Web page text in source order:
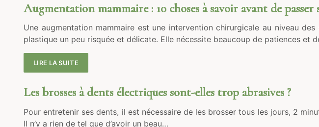
Augmentation mammaire : 10 choses à savoir avant de passer
Une augmentation mammaire est une intervention chirurgicale au niveau
plastique un peu risquée et délicate. Elle nécessite beaucoup de patiences et
LIRE LA SUITE
Les brosses à dents électriques sont-elles trop abrasives ?
Pour entretenir ses dents, il est nécessaire de les brosser tous les jours, 2
Il n’y a rien de tel que d’avoir un beau…